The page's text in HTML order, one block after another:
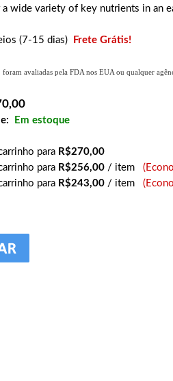
wide variety of key nutrients in an
(7-15 dias) Frete Grátis!
foram avaliadas pela FDA nos EUA ou qualquer
Em estoque
para R$270,00
para R$256,00 / item
para R$243,00 / item